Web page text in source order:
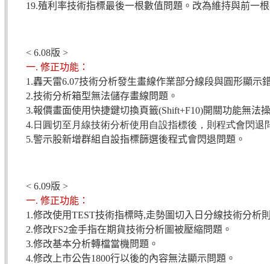
19.殖利率技術指標最後一根數值問題。改為維持與前一
< 6.08版 >
一. 修正功能：
1.轟天雷6.07技術分析發生畫線作業部分線段與圓形顯示
2.技術分析箱型無法儲存畫線問題。
3.報價畫面使用快捷鍵切換頁籤(Shift+F10)開關功能無法
4.日圓切至月線技術分析使用自設指標後，則程式會閃退
5.警示股新增群組自設指標篩選後程式會閃退問題。
< 6.09版 >
一. 修正功能：
1.修改使用TEST技術指標時,走勢圖切入日分線技術分析
2.修改FS2金手指在期貨技術分析圖被壓縮問題。
3.修改基本分析轉檔當機問題。
4.修改上市公告1800行以後的內容無法顯示問題。